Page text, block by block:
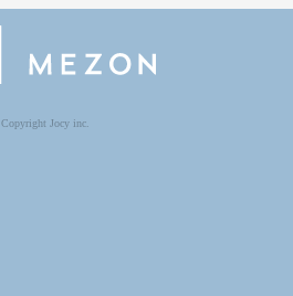
Copyright Jocy inc.